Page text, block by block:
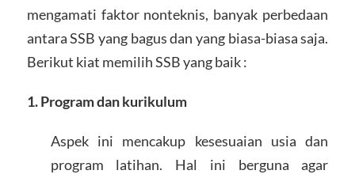
mengamati faktor nonteknis, banyak perbedaan
antara SSB yang bagus dan yang biasa-biasa saja.
Berikut kiat memilih SSB yang baik :
1. Program dan kurikulum
Aspek ini mencakup kesesuaian usia dan
program latihan. Hal ini berguna agar